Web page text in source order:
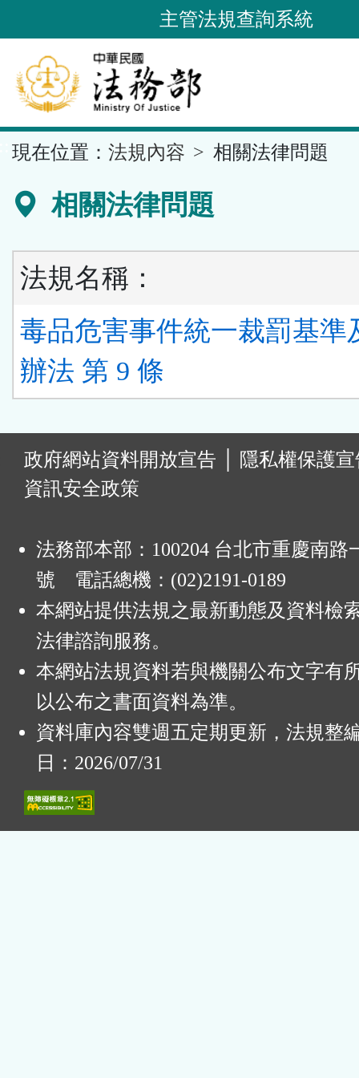
到
要
內
容
區
主管法規查詢系統
現在位置： 法規內容 相關法律問題
相關法律問題
法規名稱：
毒品危害事件統一裁罰基準
辦法 第 9 條
政府網站資料開放宣告
隱私權保護
資訊安全政策
法務部本部：100204 台北市重慶南路
號 電話總機：(02)2191-0189
本網站提供法規之最新動態及資料檢
法律諮詢服務。
本網站法規資料若與機關公布文字有
以公布之書面資料為準。
資料庫內容雙週五定期更新，法規整
日：2026/07/31